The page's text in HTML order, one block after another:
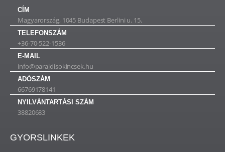
CÍM
Magyarország, 1045 Budapest Berlini u. 15.
TELEFONSZÁM
+36-70-522-1536
E-MAIL
info@parajdisokincsek.hu
ADÓSZÁM
66769178141
NYILVÁNTARTÁSI SZÁM
38820683
GYORSLINKEK